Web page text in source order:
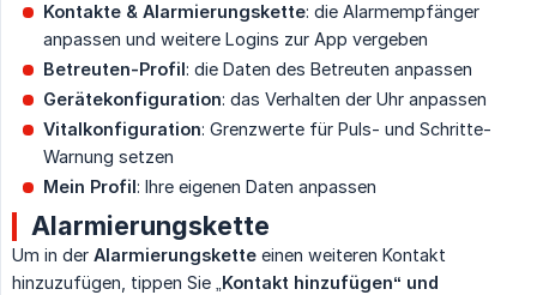
Kontakte & Alarmierungskette: die Alarmempfänger
anpassen und weitere Logins zur App vergeben
Betreuten-Profil: die Daten des Betreuten anpassen
Gerätekonfiguration: das Verhalten der Uhr anpassen
Vitalkonfiguration: Grenzwerte für Puls- und Schritte-
Warnung setzen
Mein Profil: Ihre eigenen Daten anpassen
Alarmierungskette
Um in der Alarmierungskette einen weiteren Kontakt
hinzuzufügen, tippen Sie „ Kontakt hinzufügen“ und